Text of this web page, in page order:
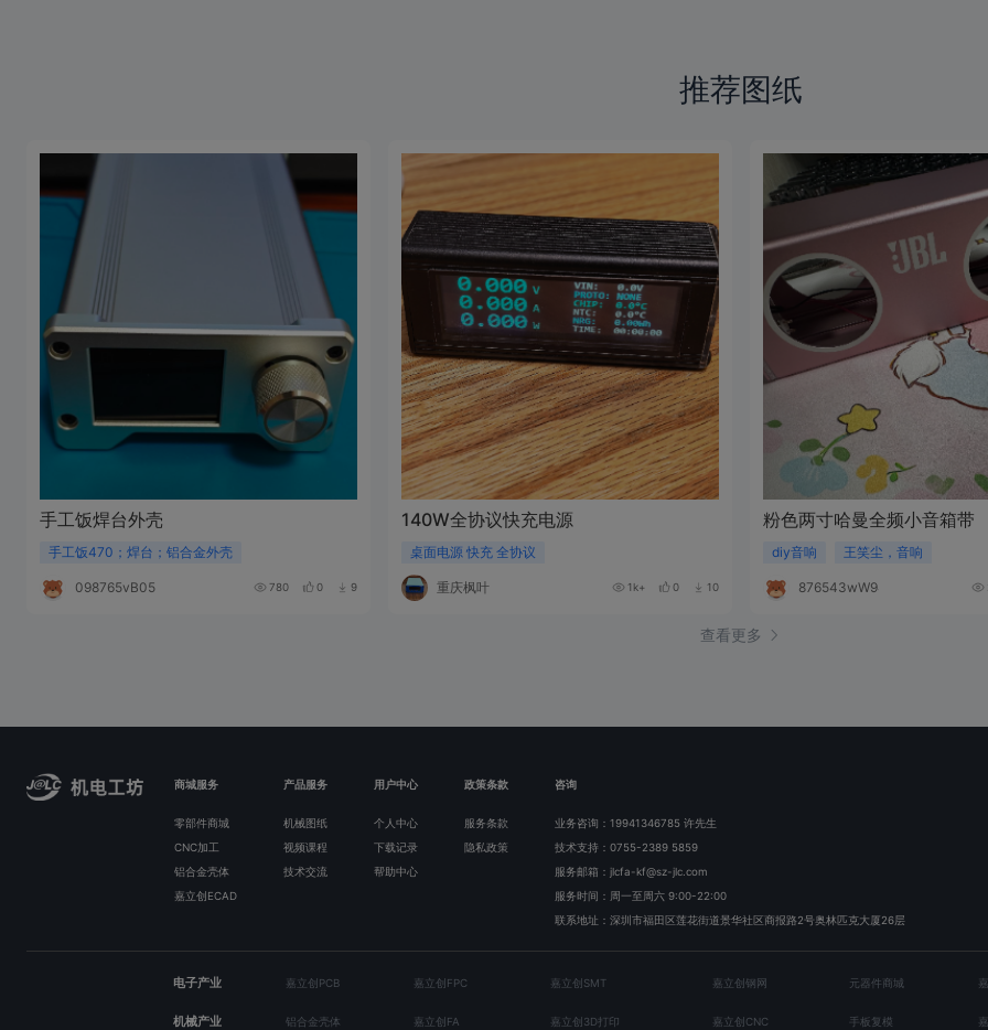
推荐图纸
手工饭焊台外壳
手工饭470；焊台；铝合金外壳
098765vB053I 780 0 9
140W全协议快充电源
桌面电源 快充 全协议
重庆枫叶 1k+ 0 10
粉色两寸哈曼全频小音箱带
diy音响 王笑尘，音响
876543wW948P
查看更多
商城服务 产品服务 用户中心 政策条款 咨询
零部件商城 机械图纸 个人中心 服务条款
业务咨询：19941346785 许先生
CNC加工
视频课程 下载记录 隐私政策
技术支持：0755-2389 5859
铝合金壳体
技术交流 帮助中心
服务邮箱：jlcfa-kf@sz-jlc.com
嘉立创ECAD
服务时间：周一至周六 9:00-22:00
联系地址：深圳市福田区莲花街道景华社区商报路2号奥林匹克大厦26层
电子产业 嘉立创PCB 嘉立创FPC 嘉立创SMT 嘉立创钢网 元器件商城
机械产业 铝合金壳体 嘉立创FA 嘉立创3D打印 嘉立创CNC 手板复模